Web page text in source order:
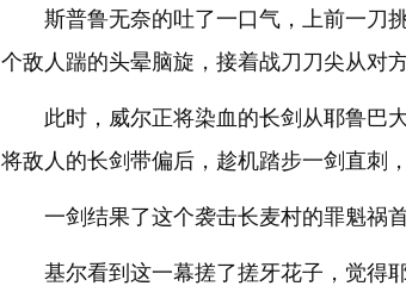
斯普鲁无奈的吐了一口气，上前一刀
个敌人踹的头晕脑旋，接着战刀刀尖从对
此时，威尔正将染血的长剑从耶鲁巴
将敌人的长剑带偏后，趁机踏步一剑直刺
一剑结果了这个袭击长麦村的罪魁祸首
基尔看到这一幕搓了搓牙花子，觉得